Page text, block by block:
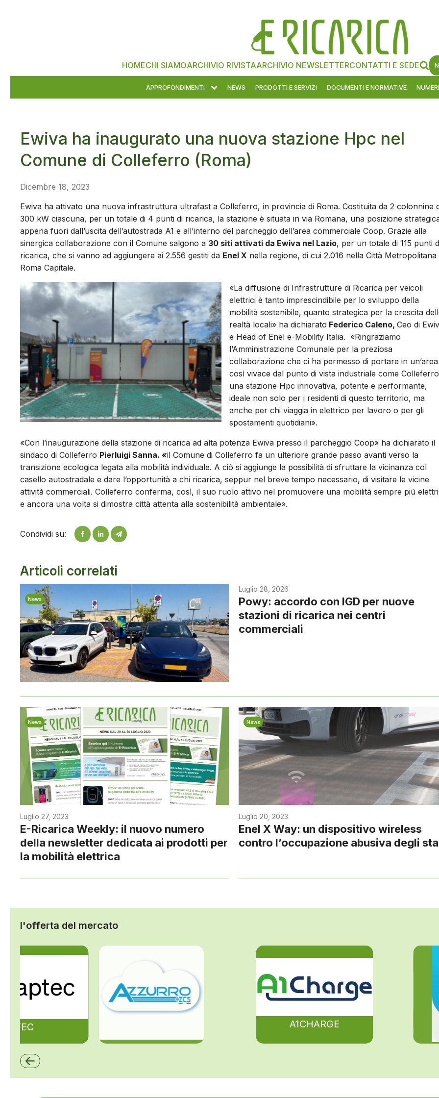
HOMECHI SIAMOARCHIVIO RIVISTAARCHIVIO NEWSLETTERCONTATTI E SEDE
APPROFONDIMENTI NEWS PRODOTTI E SERVIZI DOCUMENTI E NORMATIVE
Ewiva ha inaugurato una nuova stazione Hpc nel
Comune di Colleferro (Roma)
Dicembre 18, 2023
Ewiva ha attivato una nuova infrastruttura ultrafast a Colleferro, in provincia di Roma. Costituita da 2 colonnine
300 kW ciascuna, per un totale di 4 punti di ricarica, la stazione è situata in via Romana, una posizione
appena fuori dall’uscita dell’autostrada A1 e all’interno del parcheggio dell’area commerciale Coop. Grazie alla
sinergica collaborazione con il Comune salgono a 30 siti attivati da Ewiva nel Lazio, per un totale di 115 punti
ricarica, che si vanno ad aggiungere ai 2.556 gestiti da Enel X nella regione, di cui 2.016 nella Città Metropolitana
Roma Capitale.
«La diffusione di Infrastrutture di Ricarica per veicoli
elettrici è tanto imprescindibile per lo sviluppo della
mobilità sostenibile, quanto strategica per la crescita
realtà locali» ha dichiarato Federico Caleno, Ceo di
e Head of Enel e-Mobility Italia. «Ringraziamo
l’Amministrazione Comunale per la preziosa
collaborazione che ci ha permesso di portare in un’area
così vivace dal punto di vista industriale come Colleferro
una stazione Hpc innovativa, potente e performante,
ideale non solo per i residenti di questo territorio, ma
anche per chi viaggia in elettrico per lavoro o per gli
spostamenti quotidiani».
«Con l’inaugurazione della stazione di ricarica ad alta potenza Ewiva presso il parcheggio Coop» ha dichiarato il
sindaco di Colleferro Pierluigi Sanna. «il Comune di Colleferro fa un ulteriore grande passo avanti verso la
transizione ecologica legata alla mobilità individuale. A ciò si aggiunge la possibilità di sfruttare la vicinanza col
casello autostradale e dare l’opportunità a chi ricarica, seppur nel breve tempo necessario, di visitare le vicine
attività commerciali. Colleferro conferma, così, il suo ruolo attivo nel promuovere una mobilità sempre più
e ancora una volta si dimostra città attenta alla sostenibilità ambientale».
Condividi su:
Articoli correlati
News
Luglio 28, 2026
Powy: accordo con IGD per nuove
stazioni di ricarica nei centri
commerciali
News
Luglio 27, 2023
E-Ricarica Weekly: il nuovo numero
della newsletter dedicata ai prodotti per
la mobilità elettrica
News
Luglio 20, 2023
Enel X Way: un dispositivo wireless
contro l’occupazione abusiva degli
l'offerta del mercato
A1CHARGE
ZCS Azzurro